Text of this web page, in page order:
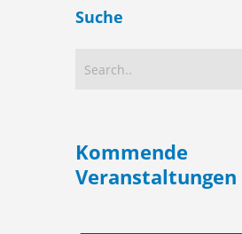
Suche
Kommende
Veranstaltungen